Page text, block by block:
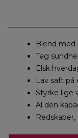
Blend med
Tag
Elsk
Lav saft på
Styrke lige
Al den